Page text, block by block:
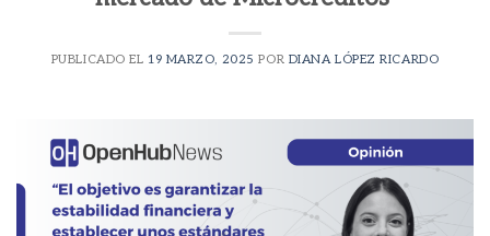
PUBLICADO EL 19 MARZO, 2025 POR DIANA LÓPEZ RICARDO